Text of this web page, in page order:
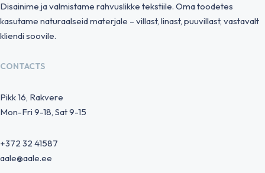
Disainime ja valmistame rahvuslikke tekstiile. Oma toodetes
kasutame naturaalseid materjale – villast, linast, puuvillast, vastavalt
kliendi soovile.
CONTACTS
Pikk 16, Rakvere
Mon-Fri 9-18, Sat 9-15
+372 32 41587
aale@aale.ee